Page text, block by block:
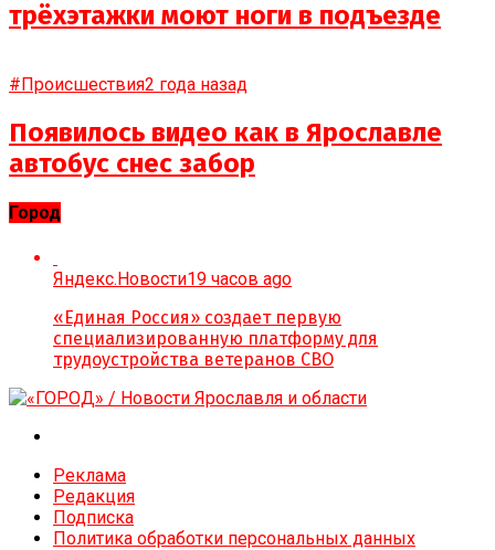
трёхэтажки моют ноги в подъезде
#Происшествия2 года назад
Появилось видео как в Ярославле
автобус снес забор
Город
Яндекс.Новости19 часов ago
«Единая Россия» создает первую
специализированную платформу для
трудоустройства ветеранов СВО
Реклама
Редакция
Подписка
Политика обработки персональных данных